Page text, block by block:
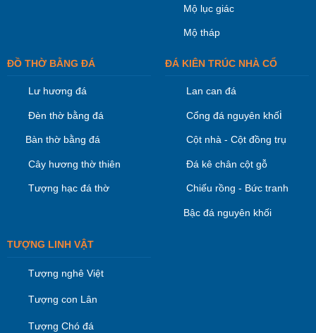
Mộ lục giác
Mộ tháp
ĐỒ THỜ BẰNG ĐÁ
Lư hương đá
Đèn thờ bằng đá
Bàn thờ bằng đá
Cây hương thờ thiên
Tượng hạc đá thờ
ĐÁ KIÊN TRÚC NHÀ CỔ
Lan can đá
Cổng đá nguyên khối
Cột nhà - Cột đồng trụ
Đá kê chân cột gỗ
Chiếu rồng - Bức tranh
Bậc đá nguyên khối
TƯỢNG LINH VẬT
Tượng nghê Việt
Tượng con Lân
Tượng Chó đá